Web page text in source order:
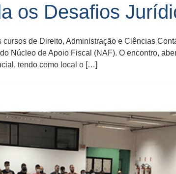
os Desafios
de Direito, Administração e Ciências
Núcleo de Apoio Fiscal (NAF). O encontro,
tendo como local o […]